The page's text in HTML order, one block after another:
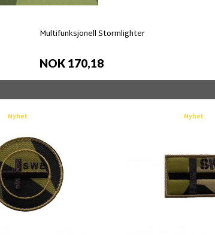
Multifunksjonell Stormlighter
NOK 170,18
Nyhet Nyhet